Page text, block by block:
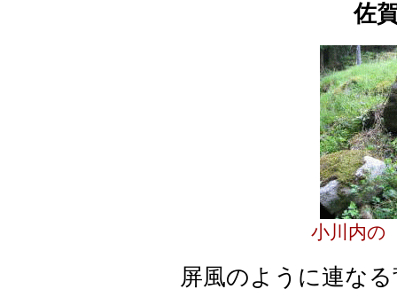
佐
小川内の
屏風のように連なる